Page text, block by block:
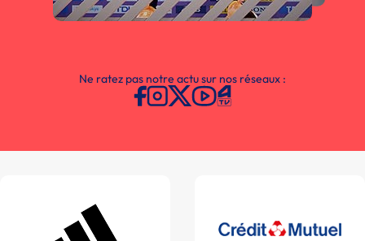
Ne ratez pas notre actu sur nos réseaux :